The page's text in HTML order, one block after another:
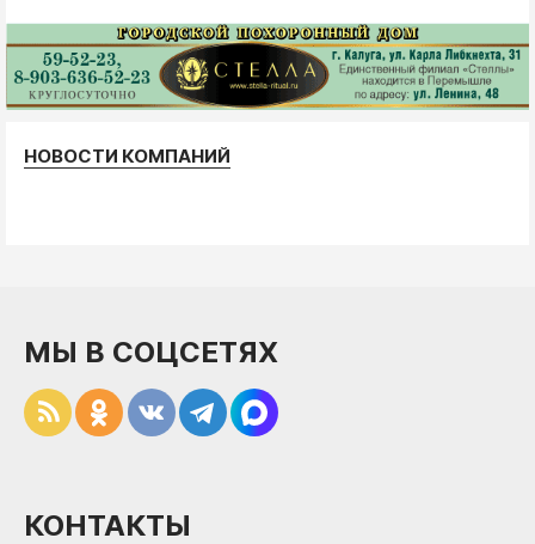
НОВОСТИ КОМПАНИЙ
МЫ В СОЦСЕТЯХ
КОНТАКТЫ